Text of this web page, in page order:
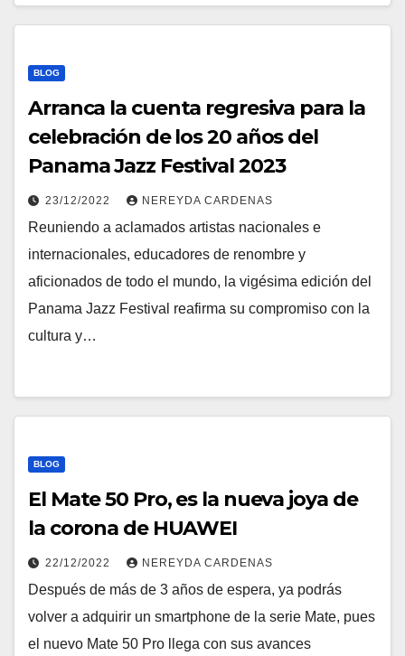
BLOG
Arranca la cuenta regresiva para la
celebración de los 20 años del
Panama Jazz Festival 2023
23/12/2022 NEREYDA CARDENAS
Reuniendo a aclamados artistas nacionales e
internacionales, educadores de renombre y
aficionados de todo el mundo, la vigésima edición del
Panama Jazz Festival reafirma su compromiso con la
cultura y…
BLOG
El Mate 50 Pro, es la nueva joya de
la corona de HUAWEI
22/12/2022 NEREYDA CARDENAS
Después de más de 3 años de espera, ya podrás
volver a adquirir un smartphone de la serie Mate, pues
el nuevo Mate 50 Pro llega con sus avances